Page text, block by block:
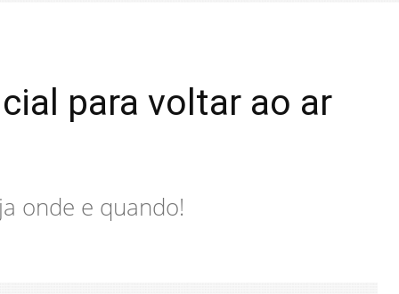
para voltar ao ar
onde e quando!